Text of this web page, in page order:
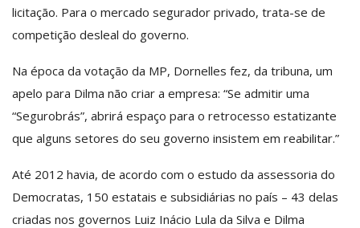
licitação. Para o mercado segurador privado, trata-se de
competição desleal do governo.
Na época da votação da MP, Dornelles fez, da tribuna, um
apelo para Dilma não criar a empresa: “Se admitir uma
“Segurobrás”, abrirá espaço para o retrocesso estatizante
que alguns setores do seu governo insistem em reabilitar.”
Até 2012 havia, de acordo com o estudo da assessoria do
Democratas, 150 estatais e subsidiárias no país – 43 delas
criadas nos governos Luiz Inácio Lula da Silva e Dilma